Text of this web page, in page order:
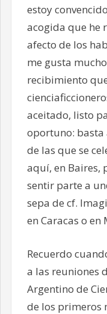
estoy
acogida que he
afecto de los
me gusta
recibimiento
aceitado, listo
oportuno: basta
de las que se
aquí, en Baires,
sentir parte a
sepa de cf.
en Caracas o en
Recuerdo
a las reuniones
Argentino de
de los primeros